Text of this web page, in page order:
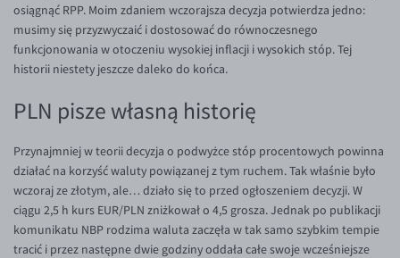
EUR/CAD
EUR/CNY
EUR/HKD
EUR/ILS
EUR/JPY
EUR/NZD
EUR/RON
EUR/SGD
osiągnąć RPP. Moim zdaniem wczorajsza decyzja potwierdza jedno:
musimy się przyzwyczaić i dostosować do równoczesnego
funkcjonowania w otoczeniu wysokiej inflacji i wysokich stóp. Tej
historii niestety jeszcze daleko do końca.
PLN pisze własną historię
Przynajmniej w teorii decyzja o podwyżce stóp procentowych powinna
działać na korzyść waluty powiązanej z tym ruchem. Tak właśnie było
wczoraj ze złotym, ale… działo się to przed ogłoszeniem decyzji. W
ciągu 2,5 h kurs EUR/PLN zniżkował o 4,5 grosza. Jednak po publikacji
komunikatu NBP rodzima waluta zaczęła w tak samo szybkim tempie
tracić i przez następne dwie godziny oddała całe swoje wcześniejsze